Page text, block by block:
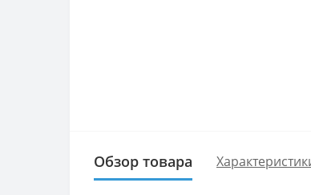
Обзор товара